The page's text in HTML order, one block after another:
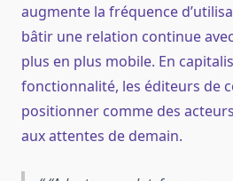
augmente la fréquence
bâtir une relation continue
plus en plus mobile. En
fonctionnalité, les éditeurs de
positionner comme des
aux attentes de demain.